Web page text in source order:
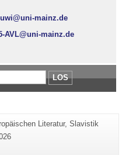
mainz.de
AVL@uni-mainz.de
LOS
Literatur, Slavistik